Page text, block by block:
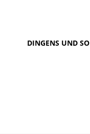
DINGENS UND SO